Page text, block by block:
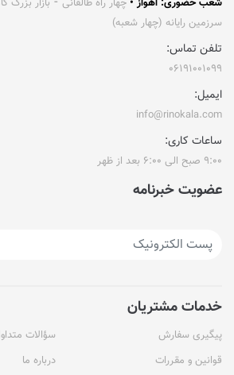
شُعب حضوری: اهواز • چهار راه طالقانی ⁃ بازار
سرزمین رایانه (چهار شعبه)
تلفن تماس:
۰۶۱۹۱۰۰۱۰۹۹
ایمیل:
info@rinokala.com
ساعات کاری:
۹:۰۰ صبح الی ۶:۰۰ بعد از ظهر
عضویت خبرنامه
خدمات مشتریان
پیگیری سفارش
سؤالات
قوانین و مقررات
درباره ما